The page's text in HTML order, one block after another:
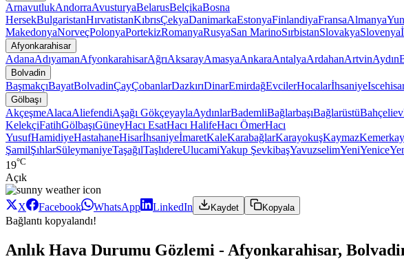
ArnavutlukAndorraAvusturyaBelarusBelçikaBosna
HersekBulgaristanHırvatistanKıbrısÇekyaDanimarkaEstonyaFinlandiyaFransaAlmanya
MakedonyaNorveçPolonyaPortekizRomanyaRusyaSan MarinoSırbistanSlovakyaSlovenya
Afyonkarahisar
AdanaAdıyamanAfyonkarahisarAğrıAksarayAmasyaAnkaraAntalyaArdahanArtvinAydın
Bolvadin
BaşmakçıBayatBolvadinÇayÇobanlarDazkırıDinarEmirdağEvcilerHocalarİhsaniye
Gölbaşı
AkçeşmeAlacaAliefendiAşağı GökçeyaylaAydınlarBademliBağlarbaşıBağlarüstü
KelekçiFatihGölbaşıGüneyHacı EsatHacı HalifeHacı ÖmerHacı
YusufHamidiyeHastahaneHisarİhsaniyeİmaretKaleKarabağlarKarayokuşKaymaz
ŞamilŞıhlarSüleymaniyeTaşağılTaşlıdereUlucamiYakup ŞevkibaşYavuzselimYeniYenice
19°C
Açık
X Facebook WhatsApp LinkedIn Kaydet Kopyala
Bağlantı kopyalandı!
Anlık Hava Durumu Gözlemi - Afyonkarahisar,